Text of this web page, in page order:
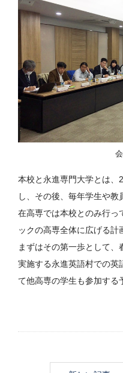
本校と永進専門大学とは、
し、その後、毎年学生や
在高専では本校とのみ行っ
ックの高専全体に広げる計
まずはその第一歩として
実施する永進英語村での英
て他高専の学生も参加する